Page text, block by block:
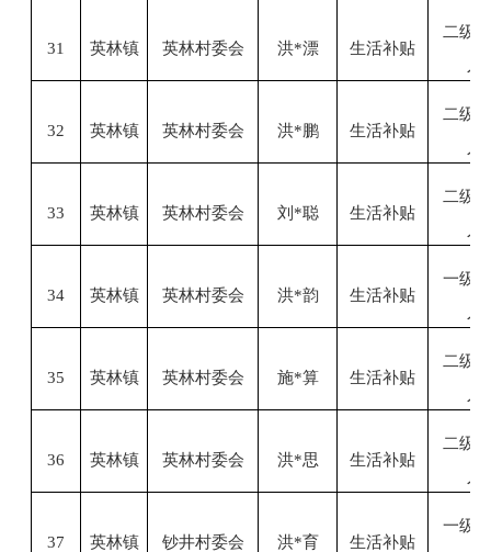
31 英林镇 英林村委会 洪*漂 生活补贴
二级
32 英林镇 英林村委会 洪*鹏 生活补贴
二级
33 英林镇 英林村委会 刘 *聪 生活补贴
二级
34 英林镇 英林村委会 洪*韵 生活补贴
一级
35 英林镇 英林村委会 施*算 生活补贴
二级
36 英林镇 英林村委会 洪*思 生活补贴
二级
37 英林镇 钞井村委会 洪*育 生活补贴
一级